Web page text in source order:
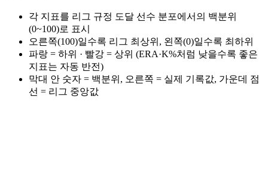
각 지표를 리그 규정 도달 선수 분포에서의 백분위
(0~100)로 표시
오른쪽(100)일수록 리그 최상위, 왼쪽(0)일수록 최하위
파랑 = 하위 · 빨강 = 상위 (ERA·K%처럼 낮을수록 좋은
지표는 자동 반전)
막대 안 숫자 = 백분위, 오른쪽 = 실제 기록값, 가운데 점
선 = 리그 중앙값